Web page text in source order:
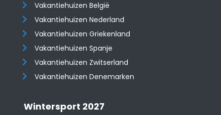
Vakantiehuizen België
Vakantiehuizen Nederland
Vakantiehuizen Griekenland
Vakantiehuizen Spanje
​​​​​​​Vakantiehuizen Zwitserland
Vakantiehuizen Denemarken
Wintersport 2027